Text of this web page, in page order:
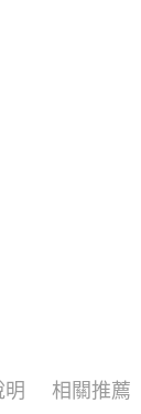
明 相關推薦